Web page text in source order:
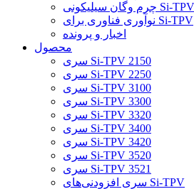
نوآوری فناوری برای Si-TPV
اخبار و پرونده
محصول
سری Si-TPV 2150
سری Si-TPV 2250
سری Si-TPV 3100
سری Si-TPV 3300
سری Si-TPV 3320
سری Si-TPV 3400
سری Si-TPV 3420
سری Si-TPV 3520
سری Si-TPV 3521
سری افزودنی‌های Si-TPV